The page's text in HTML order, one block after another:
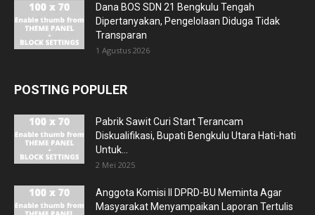
Dana BOS SDN 21 Bengkulu Tengah
Dipertanyakan, Pengelolaan Diduga Tidak
Transparan
1 Agustus 2026
POSTING POPULER
Pabrik Sawit Curi Start Terancam
Diskualifikasi, Bupati Bengkulu Utara Hati-hati
Untuk...
2 Mei 2025
Anggota Komisi II DPRD-BU Meminta Agar
Masyarakat Menyampaikan Laporan Tertulis